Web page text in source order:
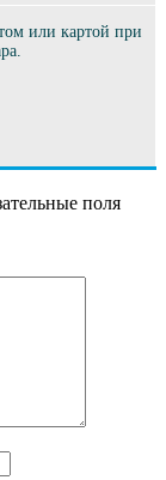
или картой при
поля